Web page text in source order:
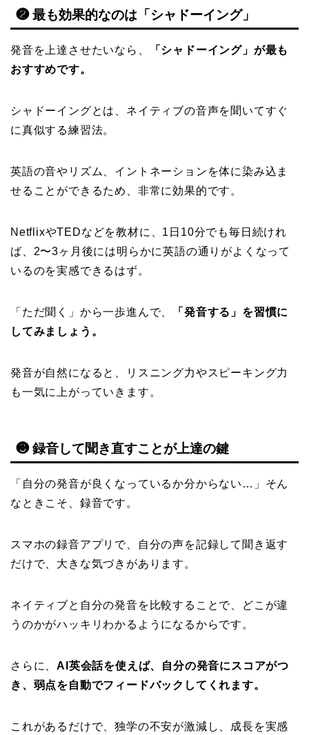
❷ 最も効果的なのは「シャドーイング」
発音を上達させたいなら、
「シャドーイング」が最も
おすすめです。
シャドーイングとは、ネイティブの音声を聞いてすぐ
に真似する練習法。
英語の音やリズム、イントネーションを体に染み込ま
せることができるため、非常に効果的です。
NetflixやTEDなどを教材に、1日10分でも毎日続けれ
ば、2〜3ヶ月後には明らかに英語の通りがよくなって
いるのを実感できるはず。
「ただ聞く」から一歩進んで、
「発音する」を習慣に
してみましょう。
発音が自然になると、リスニング力やスピーキング力
も一気に上がっていきます。
❸ 録音して聞き直すことが上達の鍵
「自分の発音が良くなっているか分からない…」そん
なときこそ、録音です。
スマホの録音アプリで、自分の声を記録して聞き返す
だけで、大きな気づきがあります。
ネイティブと自分の発音を比較することで、どこが違
うのかがハッキリわかるようになるからです。
さらに、AI英会話を使えば、自分の発音にスコアがつ
き、弱点を自動でフィードバックしてくれます。
これがあるだけで、独学の不安が激減し、成長を実感